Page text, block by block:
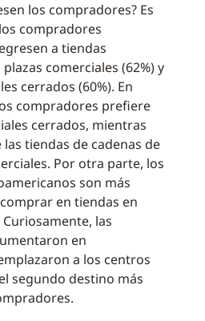
los compradores? Es
compradores
a tiendas
comerciales (62%) y
cerrados (60%). En
compradores prefiere
cerrados, mientras
tiendas de cadenas de
Por otra parte, los
son más
en tiendas en
las
en
a los centros
segundo destino más